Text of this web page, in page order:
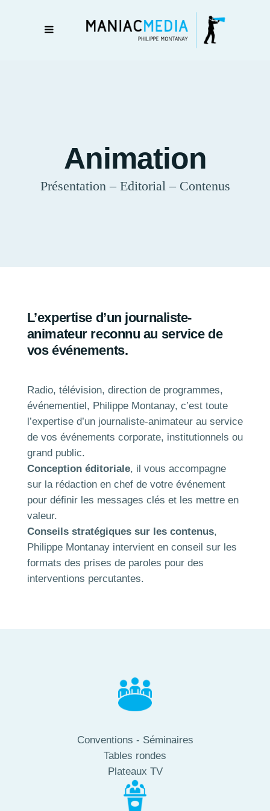
Animation
Présentation – Editorial – Contenus
L’expertise d’un journaliste-
animateur reconnu au service de
vos événements.
Radio, télévision, direction de programmes,
événementiel, Philippe Montanay, c’est toute
l’expertise d’un journaliste-animateur au service
de vos événements corporate, institutionnels ou
grand public.
Conception éditoriale, il vous accompagne
sur la rédaction en chef de votre événement
pour définir les messages clés et les mettre en
valeur.
Conseils stratégiques sur les contenus,
Philippe Montanay intervient en conseil sur les
formats des prises de paroles pour des
interventions percutantes.
Conventions - Séminaires
Tables rondes
Plateaux TV